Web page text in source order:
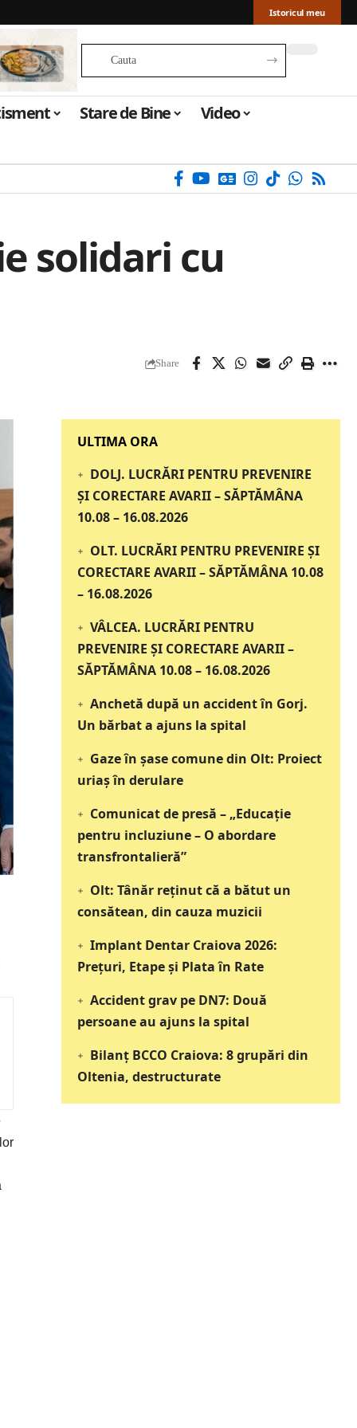
Istoricul meu
Stare de Bine
Video
solidari cu
Share
‎‎‎‎‎‎‎ULTIMA ORA
DOLJ. LUCRĂRI PENTRU PREVENIRE
ȘI CORECTARE AVARII – SĂPTĂMÂNA
10.08 – 16.08.2026
OLT. LUCRĂRI PENTRU PREVENIRE ȘI
CORECTARE AVARII – SĂPTĂMÂNA 10.08
– 16.08.2026
VÂLCEA. LUCRĂRI PENTRU
PREVENIRE ȘI CORECTARE AVARII –
SĂPTĂMÂNA 10.08 – 16.08.2026
Anchetă după un accident în Gorj.
Un bărbat a ajuns la spital
Gaze în șase comune din Olt: Proiect
uriaș în derulare
Comunicat de presă – „Educație
pentru incluziune – O abordare
transfrontalieră”
Olt: Tânăr reţinut că a bătut un
consătean, din cauza muzicii
Implant Dentar Craiova 2026:
Preţuri, Etape şi Plata în Rate
Accident grav pe DN7: Două
persoane au ajuns la spital
Bilanț BCCO Craiova: 8 grupări din
Oltenia, destructurate